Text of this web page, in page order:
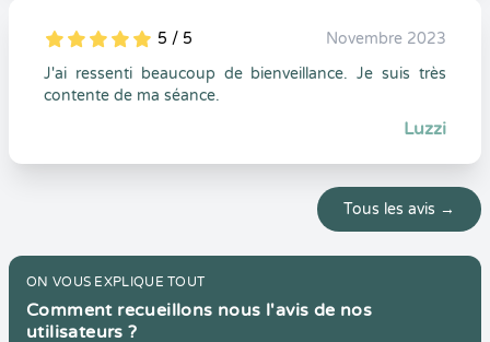
5
1
5
0 5 / 5
Novembre 2023
J'ai ressenti beaucoup de bienveillance. Je suis très
contente de ma séance.
Luzzi
Tous les avis →
ON VOUS EXPLIQUE TOUT
Comment recueillons nous l'avis de nos
utilisateurs ?